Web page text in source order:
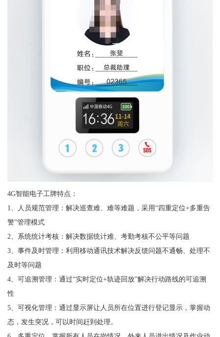
4G智能电子工牌特点：
1、人员规范管理：解决巡查难、难等难题，采用“四重定位+多重告
警”管理模式
2、系统统计考核：解决数据统计难、考勤考核不公平等问题
3、事件及时管理：利用移动通讯技术解决反馈问题不通畅、处理不
及时等问题
4、可追溯管理：通过“实时定位+轨迹回放”解决行动路线的可追溯
性
5、可视化管理：通过显示屏让人员所在位置进行登记显示，掌握动
态，发生突况，可以时间赶到处理。